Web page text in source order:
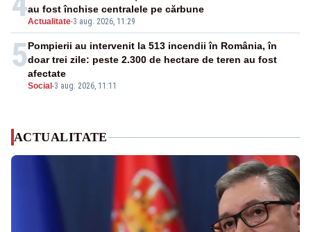
Actualitate-3 aug. 2026, 11:29
au fost închise centralele pe cărbune
5
Social -3 aug. 2026, 11:11
Pompierii au intervenit la 513 incendii în România, în
doar trei zile: peste 2.300 de hectare de teren au fost
afectate
ACTUALITATE